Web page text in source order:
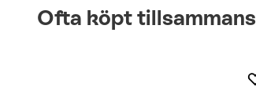
Ofta köpt tillsammans